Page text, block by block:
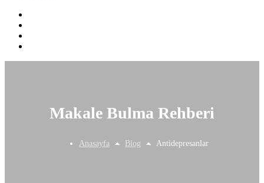
Makale Bulma Rehberi
Anasayfa Blog Antidepresanlar